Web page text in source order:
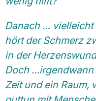
Danach … vielleicht
hört der Schmerz
in der
Doch …irgendwann
Zeit und ein Raum,